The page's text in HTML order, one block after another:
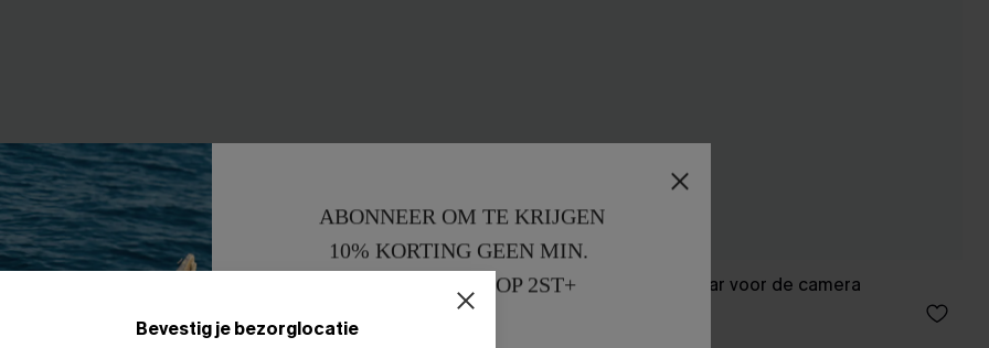
Mini-jurk klaar voor de camera
Bevestig je bezorglocatie
ABONNEER OM TE KRIJGEN
10% KORTING GEEN MIN.
15% KORTING OP 2ST+